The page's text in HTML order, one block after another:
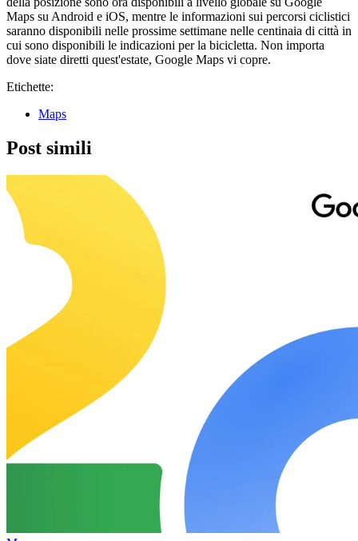
Maps su Android e iOS, mentre le informazioni sui percorsi ciclistici
saranno disponibili nelle prossime settimane nelle centinaia di città in
cui sono disponibili le indicazioni per la bicicletta. Non importa
dove siate diretti quest'estate, Google Maps vi copre.
Etichette:
Maps
Post simili